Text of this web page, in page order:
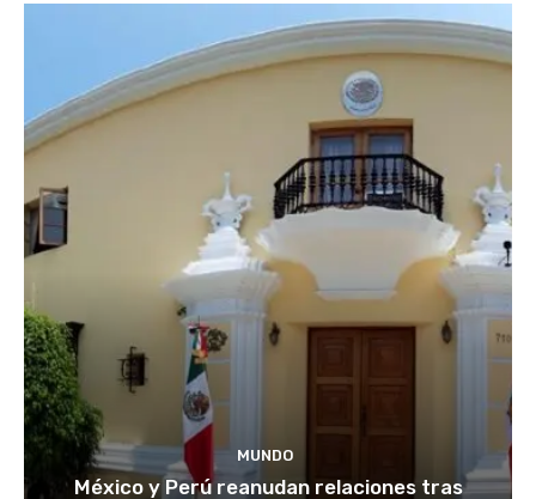
MUNDO
México y Perú reanudan relaciones tras